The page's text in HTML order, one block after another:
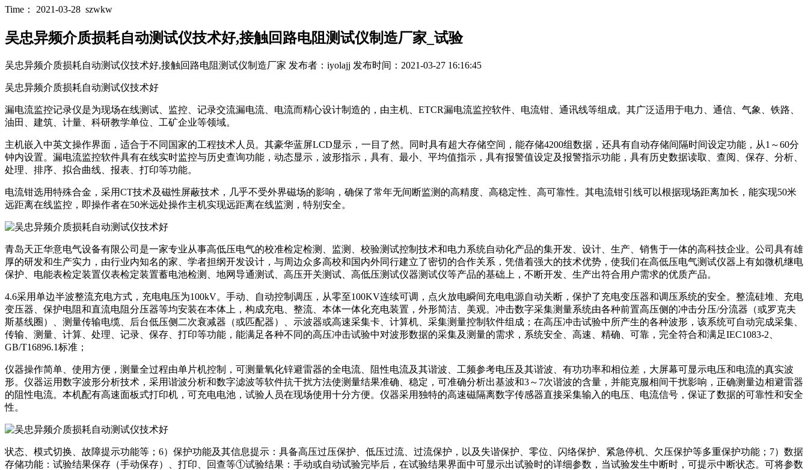
Time： 2021-03-28 szwkw
吴忠异频介质损耗自动测试仪技术好,接触回路电阻测试仪制造厂家_试验
吴忠异频介质损耗自动测试仪技术好,接触回路电阻测试仪制造厂家 发布者：iyolajj 发布时间：2021-03-27 16:16:45
吴忠异频介质损耗自动测试仪技术好
漏电流监控记录仪是为现场在线测试、监控、记录交流漏电流、电流而精心设计制造的，由主机、ETCR漏电流监控软件、电流钳、通讯线等组成。其广泛适用于电力、通信、气象、铁路、
油田、建筑、计量、科研教学单位、工矿企业等领域。
主机嵌入中英文操作界面，适合于不同国家的工程技术人员。其豪华蓝屏LCD显示，一目了然。同时具有超大存储空间，能存储4200组数据，还具有自动存储间隔时间设定功能，从1～60分
钟内设置。漏电流监控软件具有在线实时监控与历史查询功能，动态显示，波形指示，具有、最小、平均值指示，具有报警值设定及报警指示功能，具有历史数据读取、查阅、保存、分析、
处理、排序、拟合曲线、报表、打印等功能。
电流钳选用特殊合金，采用CT技术及磁性屏蔽技术，几乎不受外界磁场的影响，确保了常年无间断监测的高精度、高稳定性、高可靠性。其电流钳引线可以根据现场距离加长，能实现50米
远距离在线监控，即操作者在50米远处操作主机实现远距离在线监测，特别安全。
青岛天正华意电气设备有限公司是一家专业从事高低压电气的校准检定检测、监测、校验测试控制技术和电力系统自动化产品的集开发、设计、生产、销售于一体的高科技企业。公司具有雄
厚的研发和生产实力，由行业内知名的家、学者担纲开发设计，与周边众多高校和国内外同行建立了密切的合作关系，凭借着强大的技术优势，使我们在高低压电气测试仪器上有如微机继电
保护、电能表检定装置仪表检定装置蓄电池检测、地网导通测试、高压开关测试、高低压测试仪器测试仪等产品的基础上，不断开发、生产出符合用户需求的优质产品。
4.6采用单边半波整流充电方式，充电电压为100kV。手动、自动控制调压，从零至100KV连续可调，点火放电瞬间充电电源自动关断，保护了充电变压器和调压系统的安全。整流硅堆、充电
变压器、保护电阻和直流电阻分压器等均安装在本体上，构成充电、整流、本体一体化充电装置，外形简洁、美观。冲击数字采集测量系统由各种前置高压侧的冲击分压/分流器（或罗克夫
斯基线圈）、测量传输电缆、后台低压侧二次衰减器（或匹配器）、示波器或高速采集卡、计算机、采集测量控制软件组成；在高压冲击试验中所产生的各种波形，该系统可自动完成采集、
传输、测量、计算、处理、记录、保存、打印等功能，能满足各种不同的高压冲击试验中对波形数据的采集及测量的需求，系统安全、高速、精确、可靠，完全符合和满足IEC1083-2、
GB/T16896.1标准；
仪器操作简单、使用方便，测量全过程由单片机控制，可测量氧化锌避雷器的全电流、阻性电流及其谐波、工频参考电压及其谐波、有功功率和相位差，大屏幕可显示电压和电流的真实波
形。仪器运用数字波形分析技术，采用谐波分析和数字滤波等软件抗干扰方法使测量结果准确、稳定，可准确分析出基波和3～7次谐波的含量，并能克服相间干扰影响，正确测量边相避雷器
的阻性电流。本机配有高速面板式打印机，可充电电池，试验人员在现场使用十分方便。仪器采用独特的高速磁隔离数字传感器直接采集输入的电压、电流信号，保证了数据的可靠性和安全
性。
状态、模式切换、故障提示功能等；6）保护功能及其信息提示：具备高压过压保护、低压过流、过流保护，以及失谐保护、零位、闪络保护、紧急停机、欠压保护等多重保护功能；7）数据
存储功能：试验结果保存（手动保存）、打印、回查等①试验结果：手动或自动试验完毕后，在试验结果界面中可显示出试验时的详细参数，当试验发生中断时，可提示中断状态。可将参数